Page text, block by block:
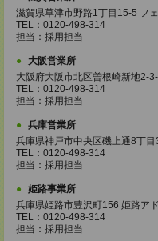
滋賀県草津市野路1丁目15-5 フ
TEL：0120-498-314
担当：採用担当
大阪営業所
大阪府大阪市北区曽根崎新地2-
TEL：0120-498-314
担当：採用担当
兵庫営業所
兵庫県神戸市中央区磯上通8丁
TEL：0120-498-314
担当：採用担当
姫路事業所
兵庫県姫路市豊沢町156 姫路ア
TEL：0120-498-314
担当：採用担当